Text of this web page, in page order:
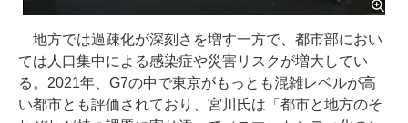
地方では過疎化が深刻さを増す一方で、都市部におい
ては人口集中による感染症や災害リスクが増大してい
る。2021年、G7の中で東京がもっとも混雑レベルが高
い都市とも評価されており、宮川氏は「都市と地方のそ